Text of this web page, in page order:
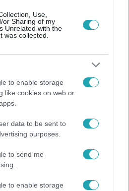
Use,
or Sharing of my
Unrelated with the
was collected.
to enable storage
like cookies on web or
data to be sent to
purposes.
to send me
to enable storage
„Hagyjátok ezt abba,